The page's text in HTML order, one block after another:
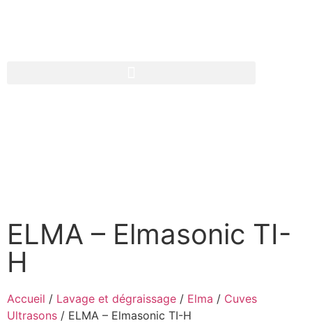
ELMA – Elmasonic TI-
H
Accueil / Lavage et dégraissage / Elma / Cuves
Ultrasons / ELMA – Elmasonic TI-H